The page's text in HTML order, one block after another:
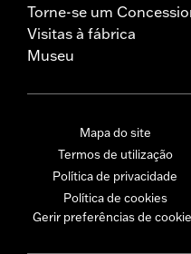
Torne-se um
Visitas à fábrica
Museu
Mapa do site
Termos de utilização
Política de privacidade
Política de cookies
Gerir preferências de